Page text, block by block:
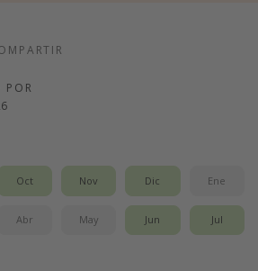
POR
Oct Nov Dic Ene
Abr May Jun Jul